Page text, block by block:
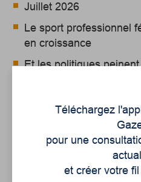
Juillet 2026
Le sport professionnel
en croissance
Et les politiques
lecture
Téléchargez
pour une
et créer votre